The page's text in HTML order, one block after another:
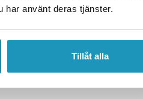
har använt deras tjänster.
Tillåt alla